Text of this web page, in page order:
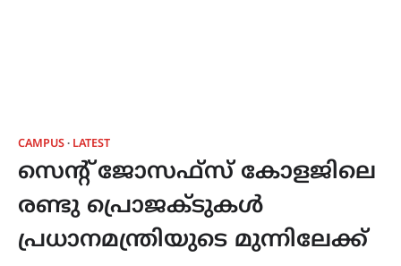
CAMPUS LATEST
സെൻ്റ് ജോസഫ്സ് കോളജിലെ
രണ്ടു പ്രൊജക്ടുകൾ
പ്രധാനമന്ത്രിയുടെ മുന്നിലേക്ക്